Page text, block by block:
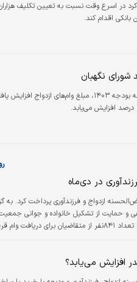
در اسرع وقت نسبت به تعیین تکلیف هزاران
اقدام کند.
شورای نگهبان
وزیر ورزش و جوانان گفت: طبق لایحه بودجه ۱۴۰۳، مبلغ وام‌های
از ۹۳۰میلیارد ریال وام قرض‌الحسنه ازدواج و فرزندآوری پرداخت
و حمایت از تشکیل خانواده و جوانی
۹۹۳۲۰۰میلیون ریال به ۸۶۷نفر از متقاضیان پرداخت کرد. این گزارش می‌افزاید: تعداد ۸۴۱نفر از
افزایش می‌یابد؟